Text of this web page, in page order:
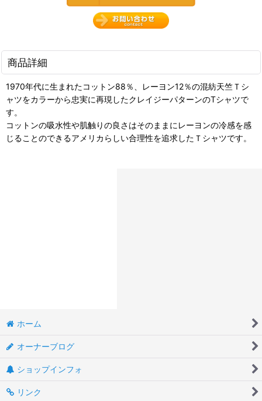
商品詳細
1970年代に生まれたコットン88％、レーヨン12％の混紡天竺Ｔシ
ャツをカラーから忠実に再現したクレイジーパターンのTシャツで
す。
コットンの吸水性や肌触りの良さはそのままにレーヨンの冷感を感
じることのできるアメリカらしい合理性を追求したＴシャツです。
ホーム
オーナーブログ
ショップインフォ
リンク